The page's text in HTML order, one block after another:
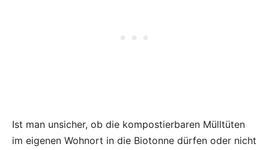
Ist man unsicher, ob die kompostierbaren Mülltüten
im eigenen Wohnort in die Biotonne dürfen oder nicht